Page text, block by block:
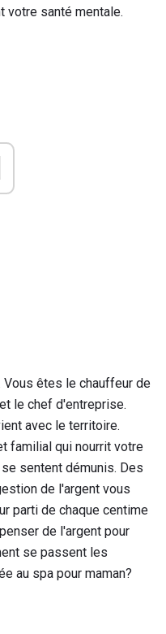
votre santé mentale.
Vous êtes le chauffeur de
le chef d'entreprise.
avec le territoire.
familial qui nourrit votre
sentent démunis. Des
de l'argent vous
parti de chaque centime
de l'argent pour
se passent les
au spa pour maman?